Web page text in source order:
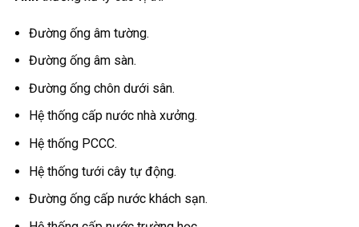
Đường ống âm tường.
Đường ống âm sàn.
Đường ống chôn dưới sân.
Hệ thống cấp nước nhà xưởng.
Hệ thống PCCC.
Hệ thống tưới cây tự động.
Đường ống cấp nước khách sạn.